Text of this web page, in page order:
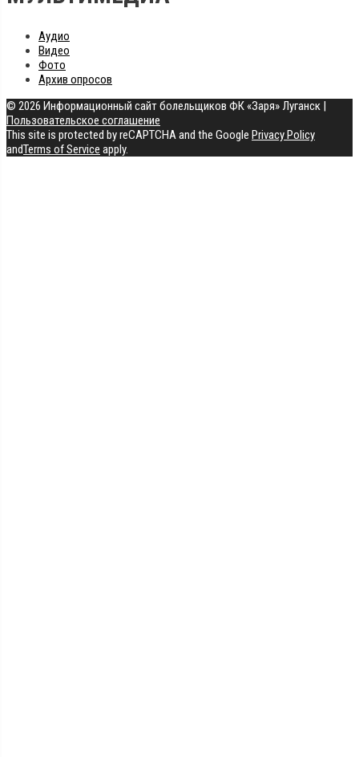
Аудио
Видео
Фото
Архив опросов
© 2026 Информационный сайт болельщиков ФК «Заря» Луганск |
Пользовательское соглашение
This site is protected by reCAPTCHA and the Google Privacy Policy
andTerms of Service apply.